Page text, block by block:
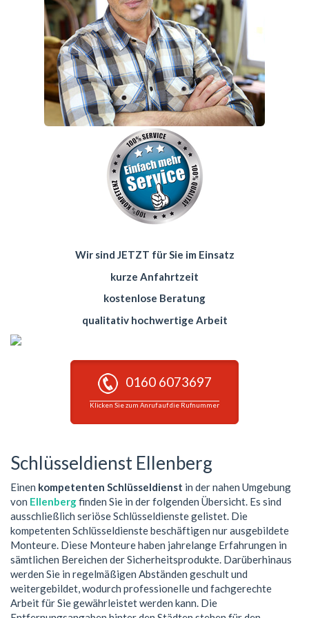
Wir sind JETZT für Sie im Einsatz
kurze Anfahrtzeit
kostenlose Beratung
qualitativ hochwertige Arbeit
0160 6073697
Klicken Sie zum Anruf auf die Rufnummer
Schlüsseldienst Ellenberg
Einen kompetenten Schlüsseldienst in der nahen Umgebung
von Ellenbergfinden Sie in der folgenden Übersicht. Es sind
ausschließlich seriöse Schlüsseldienste gelistet. Die
kompetenten Schlüsseldienste beschäftigen nur ausgebildete
Monteure. Diese Monteure haben jahrelange Erfahrungen in
sämtlichen Bereichen der Sicherheitsprodukte. Darüberhinaus
werden Sie in regelmäßigen Abständen geschult und
weitergebildet, wodurch professionelle und fachgerechte
Arbeit für Sie gewährleistet werden kann. Die